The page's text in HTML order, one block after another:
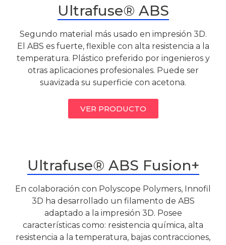
Ultrafuse® ABS
Segundo material más usado en impresión 3D.
El ABS es fuerte, flexible con alta resistencia a la
temperatura. Plástico preferido por ingenieros y
otras aplicaciones profesionales. Puede ser
suavizada su superficie con acetona.
VER PRODUCTO
Ultrafuse® ABS Fusion+
En colaboración con Polyscope Polymers, Innofil
3D ha desarrollado un filamento de ABS
adaptado a la impresión 3D. Posee
características como: resistencia química, alta
resistencia a la temperatura, bajas contracciones,